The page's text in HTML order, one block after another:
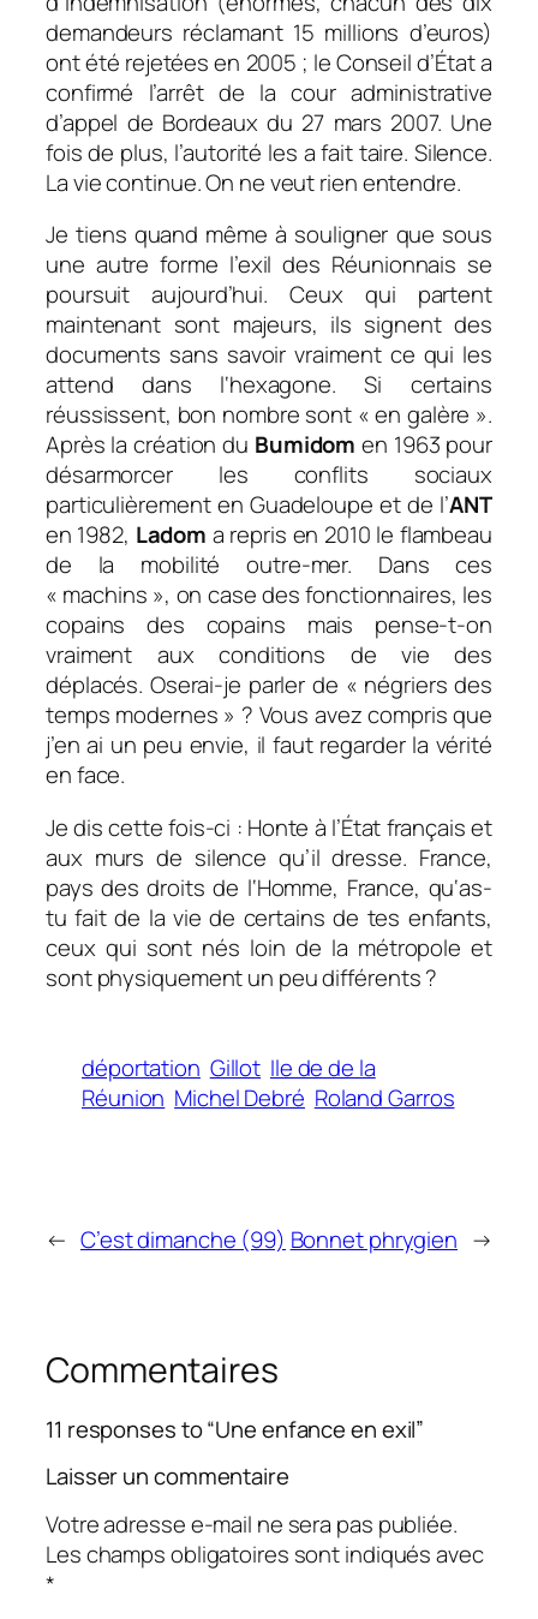
demandeurs réclamant 15 millions d’euros)
ont été rejetées en 2005 ; le Conseil d’État a
confirmé l’arrêt de la cour administrative
d’appel de Bordeaux du 27 mars 2007. Une
fois de plus, l’autorité les a fait taire. Silence.
La vie continue. On ne veut rien entendre.
Je tiens quand même à souligner que sous
une autre forme l’exil des Réunionnais se
poursuit aujourd’hui. Ceux qui partent
maintenant sont majeurs, ils signent des
documents sans savoir vraiment ce qui les
attend dans l‘hexagone. Si certains
réussissent, bon nombre sont « en galère ».
Après la création du Bumidom en 1963 pour
désarmorcer les conflits sociaux
particulièrement en Guadeloupe et de l’ANT
en 1982, Ladom a repris en 2010 le flambeau
de la mobilité outre-mer. Dans ces
« machins », on case des fonctionnaires, les
copains des copains mais pense-t-on
vraiment aux conditions de vie des
déplacés. Oserai-je parler de « négriers des
temps modernes » ? Vous avez compris que
j’en ai un peu envie, il faut regarder la vérité
en face.
Je dis cette fois-ci : Honte à l’État français et
aux murs de silence qu’il dresse. France,
pays des droits de l‘Homme, France, qu‘as-
tu fait de la vie de certains de tes enfants,
ceux qui sont nés loin de la métropole et
sont physiquement un peu différents ?
déportation Gillot Ile de de la
Réunion Michel Debré Roland Garros
← C’est dimanche (99) Bonnet phrygien →
Commentaires
11 responses to “Une enfance en exil”
Laisser un commentaire
Votre adresse e-mail ne sera pas publiée.
Les champs obligatoires sont indiqués avec
*